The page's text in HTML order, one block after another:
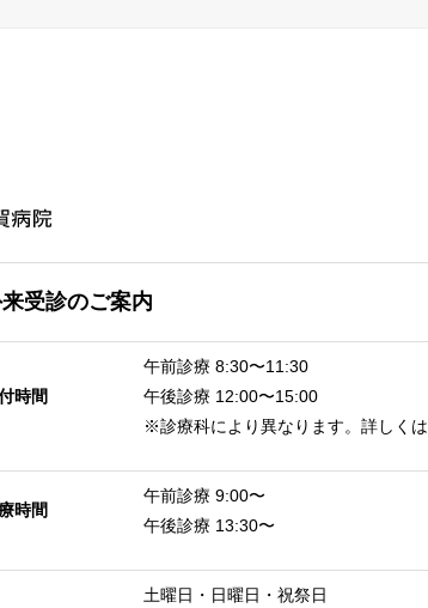
受診のご案内
時間
午前診療8:30〜11:30
午後診療 12:00〜15:00
※診療科により異なります。詳しくは
時間
午前診療9:00〜
午後診療 13:30〜
土曜日・日曜日・祝祭日